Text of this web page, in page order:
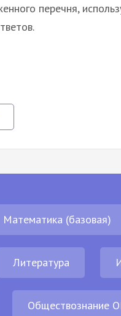
перечня,
Математика (базовая)
Литература
Обществознание